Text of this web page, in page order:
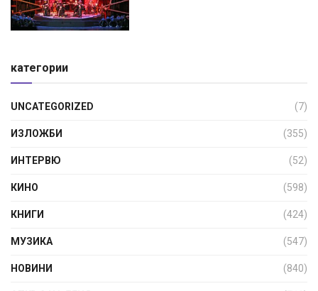
категории
UNCATEGORIZED (7)
ИЗЛОЖБИ (355)
ИНТЕРВЮ (52)
КИНО (598)
КНИГИ (424)
МУЗИКА (547)
НОВИНИ (840)